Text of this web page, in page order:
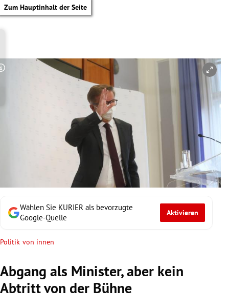
Zum Hauptinhalt der Seite
Untermenü
Untermenü
Untermenü
Untermenü
Wählen Sie KURIER als bevorzugte
Google-Quelle
Aktivieren
Politik von innen
Abgang als Minister, aber kein
Abtritt von der Bühne
Copyright-Hinweis öffnen/schließen